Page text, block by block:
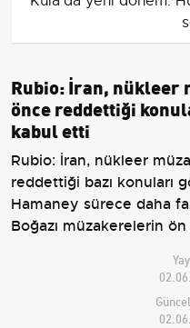
Rubio: İran, nükleer
önce reddettiği
kabul etti
Rubio: İran, nükleer
reddettiği bazı konuları
Hamaney sürece daha
Boğazı müzakerelerin